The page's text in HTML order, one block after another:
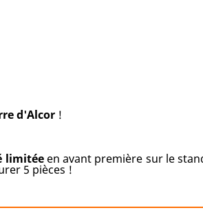
d'Alcor !
limitéeen avant première sur le
5 pièces !